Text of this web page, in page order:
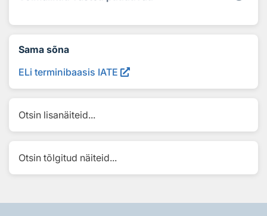
Sama sõna
ELi terminibaasis IATE
Otsin lisanäiteid...
Otsin tõlgitud näiteid...